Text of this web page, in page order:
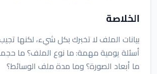
الخلاصة
بيانات الملف لا تخبرك بكل شيء، لكنها
أسئلة يومية مهمة: ما نوع الملف؟ ما
ما أبعاد الصورة؟ وما مدة ملف الوسائط؟